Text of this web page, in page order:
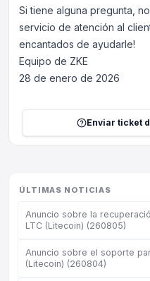
Si tiene alguna pregunta,
servicio de atención al
encantados de ayudarle!
Equipo de ZKE
28 de enero de 2026
Enviar ticket
ÚLTIMAS NOTICIAS
Anuncio sobre la
LTC (Litecoin) (260805)
Anuncio sobre el soporte
(Litecoin) (260804)